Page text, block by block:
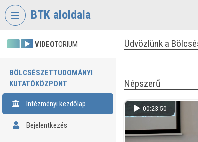
Fejléc kihagyása
BTK aloldala
VIDEOTORIUM
BÖLCSÉSZETTUDOMÁNYI
KUTATÓKÖZPONT
Intézményi kezdőlap
Bejelentkezés
Üdvözlünk a
Népszerű
00:23:50